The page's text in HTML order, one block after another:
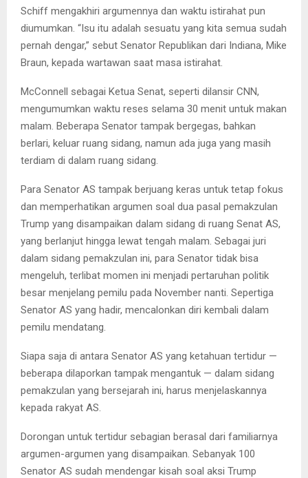
Schiff mengakhiri argumennya dan waktu istirahat pun
diumumkan. “Isu itu adalah sesuatu yang kita semua sudah
pernah dengar,” sebut Senator Republikan dari Indiana, Mike
Braun, kepada wartawan saat masa istirahat.
McConnell sebagai Ketua Senat, seperti dilansir CNN,
mengumumkan waktu reses selama 30 menit untuk makan
malam. Beberapa Senator tampak bergegas, bahkan
berlari, keluar ruang sidang, namun ada juga yang masih
terdiam di dalam ruang sidang.
Para Senator AS tampak berjuang keras untuk tetap fokus
dan memperhatikan argumen soal dua pasal pemakzulan
Trump yang disampaikan dalam sidang di ruang Senat AS,
yang berlanjut hingga lewat tengah malam. Sebagai juri
dalam sidang pemakzulan ini, para Senator tidak bisa
mengeluh, terlibat momen ini menjadi pertaruhan politik
besar menjelang pemilu pada November nanti. Sepertiga
Senator AS yang hadir, mencalonkan diri kembali dalam
pemilu mendatang.
Siapa saja di antara Senator AS yang ketahuan tertidur —
beberapa dilaporkan tampak mengantuk — dalam sidang
pemakzulan yang bersejarah ini, harus menjelaskannya
kepada rakyat AS.
Dorongan untuk tertidur sebagian berasal dari familiarnya
argumen-argumen yang disampaikan. Sebanyak 100
Senator AS sudah mendengar kisah soal aksi Trump